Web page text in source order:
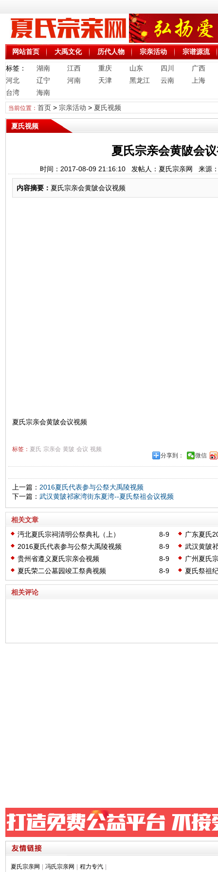
网站首页 大禹文化 历代人物 宗亲活动 宗谱源流
标签： 湖南 江西 重庆 山东 四川
广西
河北
辽宁 河南 天津 黑龙江 云南
上海
台湾
海南
当前位置： 首页> 宗亲活动 > 夏氏视频
夏氏视频
夏氏宗亲会黄陂会
时间：2017-08-09 21:16:10 发帖人：夏氏宗亲网 来源
内容摘要： 夏氏宗亲会黄陂会议视频
夏氏宗亲会黄陂会议视频
标签： 夏氏 宗亲会 黄陂 会议 视频
分享到：
微信
上一篇： 2016夏氏代表参与公祭大禹陵视频
下一篇： 武汉黄陂祁家湾街东夏湾--夏氏祭祖会议视频
相关文章
8-9
沔北夏氏宗祠清明公祭典礼（上）
广东夏氏
8-9
2016夏氏代表参与公祭大禹陵视频
武汉黄陂
8-9
贵州省遵义夏氏宗亲会视频
广州夏氏
8-9
夏氏荣二公墓园竣工祭典视频 夏氏祭祖
相关评论
夏氏宗亲网 冯氏宗亲网 程力专汽